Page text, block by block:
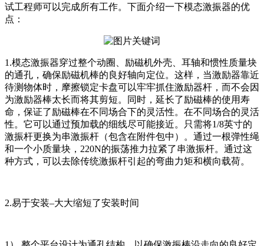
试工程师可以完成所有工作。下面介绍一下模态激振器的优
点：
1.模态激振器穿过整个动圈、励磁机外壳、耳轴和惯性质量块
的通孔，确保励磁机棒的良好轴向定位。这样，当激励器靠近
待测物体时，摩擦锁定卡盘可以牢牢抓住激励器杆，而不会因
为激励器棒太长而将其剪短。同时，延长了励磁棒的使用寿
命，保证了励磁棒在不同场合下的灵活性。在不同场合的灵活
性。它可以通过预加载的细线尽可能接近。只需将1/8英寸的
激振杆更换为串激振杆（包含在附件包中）。通过一根弹性绳
和一个小质量块，220N的振荡推力拉紧了串激振杆。通过这
种方式，可以去除传统激振杆引起的弯曲力矩和横向载荷。
2.易于安装–大大缩短了安装时间